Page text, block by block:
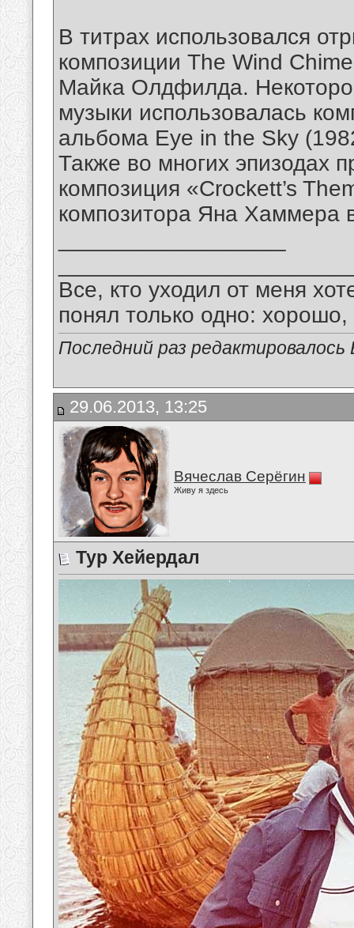
В титрах использовался
композиции The Wind
Майка Олдфилда.
музыки использовалась
альбома Eye in the Sky
Также во многих эпизодах
композиция «Crockett’s
композитора Яна Хаммера
Все, кто уходил от меня
понял только одно:
Последний раз
29.06.2013, 13:25
Вячеслав Серёгин
Живу я здесь
Тур Хейердал